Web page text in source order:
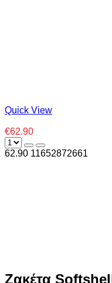
Quick View
€62.90
62.90 11652872661
Ζακέτα